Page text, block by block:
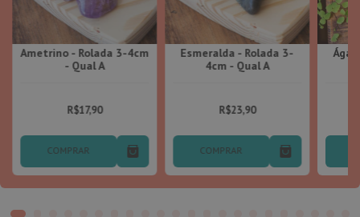
Ametrino - Rolada 3-4cm
- Qual A
R$17,90
COMPRAR
Esmeralda - Rolada 3-
4cm - Qual A
R$23,90
COMPRAR